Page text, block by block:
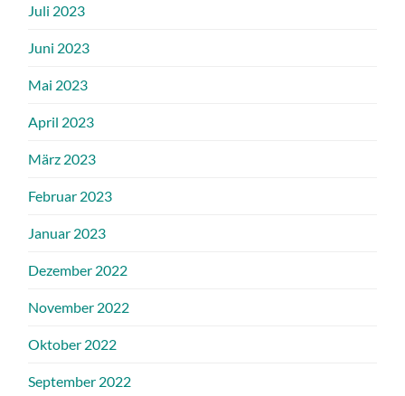
Juli 2023
Juni 2023
Mai 2023
April 2023
März 2023
Februar 2023
Januar 2023
Dezember 2022
November 2022
Oktober 2022
September 2022